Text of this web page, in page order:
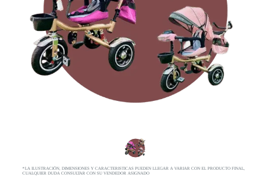
*LA ILUSTRACIÓN, DIMENSIONES Y CARACTERISTICAS PUEDEN LLEGAR A VARIAR CON EL PRODUCTO FINAL,
CUALQUIER DUDA CONSULTAR CON SU VENDEDOR ASIGNADO